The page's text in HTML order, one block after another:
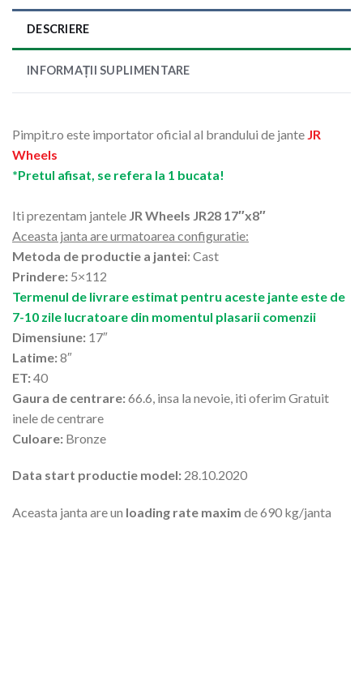
DESCRIERE
INFORMAȚII SUPLIMENTARE
Pimpit.ro este importator oficial al brandului de jante JR
Wheels
*Pretul afisat, se refera la 1 bucata!
Iti prezentam jantele JR Wheels JR28 17″x8″
Aceasta janta are urmatoarea configuratie:
Metoda de productie a jantei: Cast
Prindere: 5×112
Termenul de livrare estimat pentru aceste jante este de
7-10 zile lucratoare din momentul plasarii comenzii
Dimensiune: 17″
Latime:8″
ET:40
Gaura de centrare:66.6, insa la nevoie, iti oferim Gratuit
inele de centrare
Culoare: Bronze
Data start productie model: 28.10.2020
Aceasta janta are un loading rate maxim de 690 kg/janta